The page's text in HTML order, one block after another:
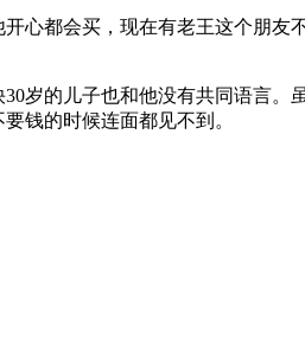
心都会买，现在有老王这个朋
岁的儿子也和他没有共同语言
钱的时候连面都见不到。